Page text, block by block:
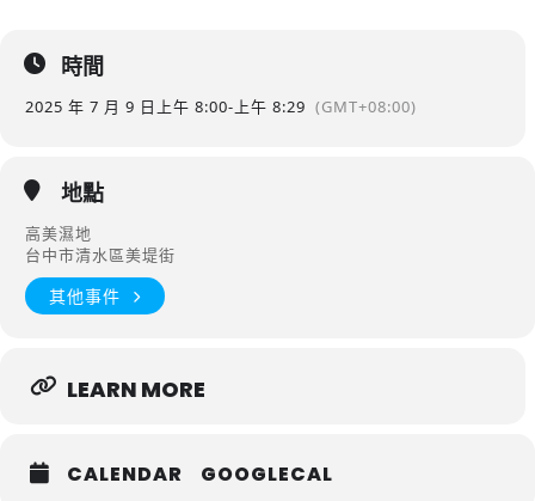
時間
2025 年 7 月 9 日 上午 8:00- 上午 8:29 (GMT+08:00)
地點
高美濕地
台中市清水區美堤街
其他事件
LEARN MORE
CALENDAR GOOGLECAL